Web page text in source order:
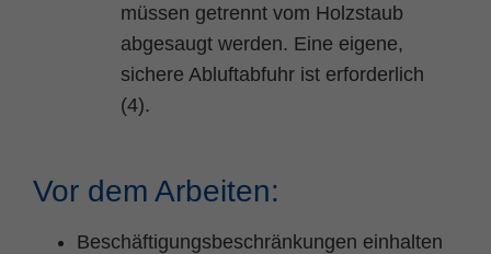
müssen getrennt vom Holzstaub
abgesaugt werden. Eine eigene,
sichere Abluftabfuhr ist erforderlich
(4).
Vor dem Arbeiten:
Beschäftigungsbeschränkungen einhalten